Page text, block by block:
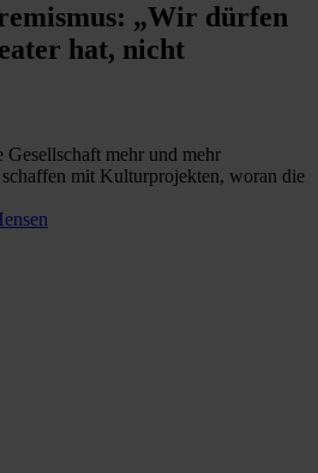
„Wir dürfen
hat, nicht
mehr und mehr
mit Kulturprojekten, woran die